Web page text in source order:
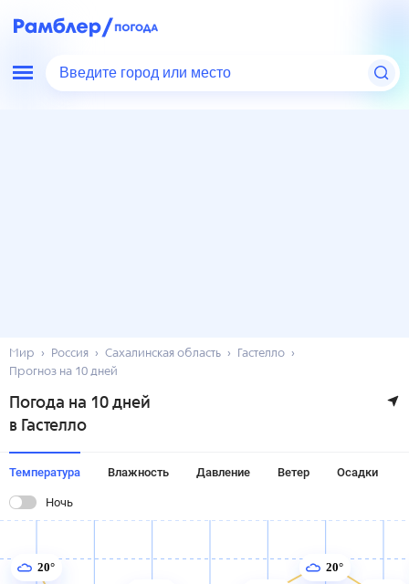
Введите город или место
Мир Россия Сахалинская область
Гастелло
Прогноз на 10 дней
Погода на 10 дней
в Гастелло
Температура Влажность Давление Ветер Осадки
Ночь
20°
20°